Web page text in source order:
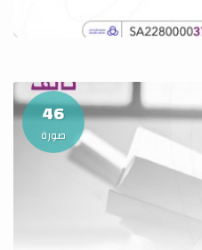
46
صورة